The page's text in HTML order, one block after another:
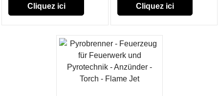
Cliquez ici Cliquez ici